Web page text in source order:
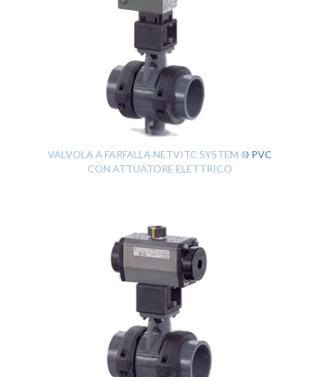
VALVOLA A FARFALLA NETVITC SYSTEM ® PVC
CON ATTUATORE ELETTRICO